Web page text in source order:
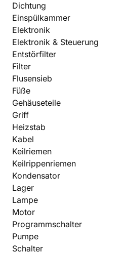
Dichtung
Einspülkammer
Elektronik
Elektronik & Steuerung
Entstörfilter
Filter
Flusensieb
Füße
Gehäuseteile
Griff
Heizstab
Kabel
Keilriemen
Keilrippenriemen
Kondensator
Lager
Lampe
Motor
Programmschalter
Pumpe
Schalter